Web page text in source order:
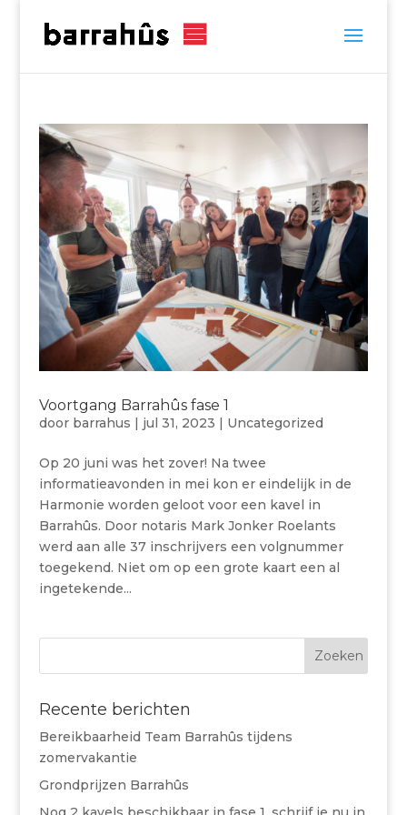
Voortgang Barrahûs fase 1
door barrahus | jul 31, 2023 | Uncategorized
Op 20 juni was het zover! Na twee
informatieavonden in mei kon er eindelijk in de
Harmonie worden geloot voor een kavel in
Barrahûs. Door notaris Mark Jonker Roelants
werd aan alle 37 inschrijvers een volgnummer
toegekend. Niet om op een grote kaart een al
ingetekende...
Recente berichten
Bereikbaarheid Team Barrahûs tijdens
zomervakantie
Grondprijzen Barrahûs